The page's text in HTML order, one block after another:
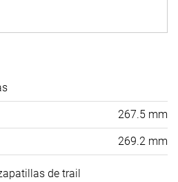
267.5 mm
269.2 mm
de trail